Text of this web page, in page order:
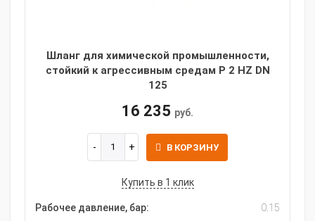
Шланг для химической промышленности,
стойкий к агрессивным средам P 2 HZ DN
125
16 235 руб.
В КОРЗИНУ
Купить в 1 клик
Рабочее давление, бар: 0.15